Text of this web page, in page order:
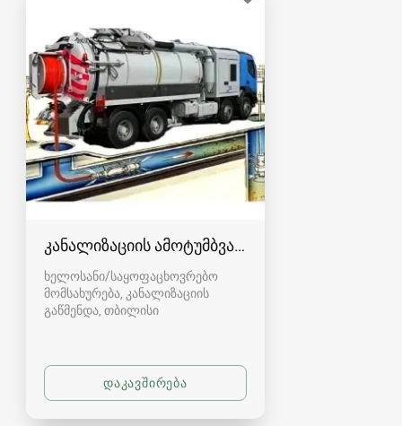
კანალიზაციის ამოტუმბვა, გაწმენდა
ხელოსანი/საყოფაცხოვრებო
მომსახურება, კანალიზაციის
გაწმენდა თბილისი